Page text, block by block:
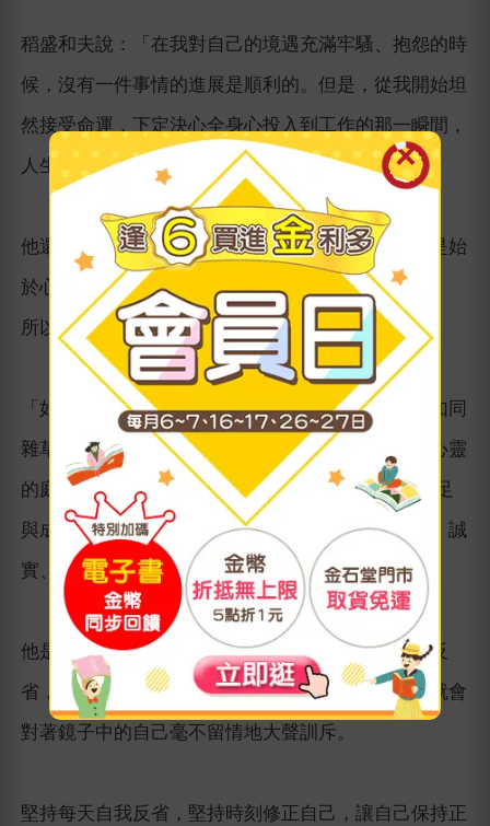
稻盛和夫說：「在我對自己的境遇充滿牢騷、抱怨的時
候，沒有一件事情的進展是順利的。但是，從我開始坦
然接受命運，下定決心全身心投入到工作的那一瞬間，
人生就從逆風變成了順風。」
他還認為：幸福人生的祕訣是——「人生的一切都是始
於心，終於心。」
所以，他的人生哲學，就是「心的哲學」！
「如果忽視對心靈花園的養護，其中馬上就會長出如同
雜草一般不純、錯誤的、不正確的東西；如果想讓心靈
的庭院長滿美麗的花草 也就是讓人生充滿幸福、滿足
與成功，就要在其中播散美好的種子，例如：真摯、誠
實、正確、純粹的思想，並將它養育下去。」
他是這麼說，也是這麼做的。他經常對著鏡子自我反
省，並發現自己出現傲慢的態度或輕浮的舉止時，就會
對著鏡子中的自己毫不留情地大聲訓斥。
堅持每天自我反省，堅持時刻修正自己，讓自己保持正